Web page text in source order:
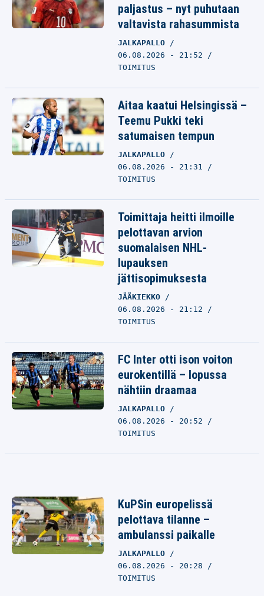
paljastus – nyt puhutaan
valtavista rahasummista
JALKAPALLO
06.08.2026 - 21:52
TOIMITUS
Aitaa kaatui Helsingissä –
Teemu Pukki teki
satumaisen tempun
JALKAPALLO
06.08.2026 - 21:31
TOIMITUS
Toimittaja heitti ilmoille
pelottavan arvion
suomalaisen NHL-
lupauksen
jättisopimuksesta
JÄÄKIEKKO
06.08.2026 - 21:12
TOIMITUS
FC Inter otti ison voiton
eurokentillä – lopussa
nähtiin draamaa
JALKAPALLO
06.08.2026 - 20:52
TOIMITUS
KuPSin europelissä
pelottava tilanne –
ambulanssi paikalle
JALKAPALLO
06.08.2026 - 20:28
TOIMITUS